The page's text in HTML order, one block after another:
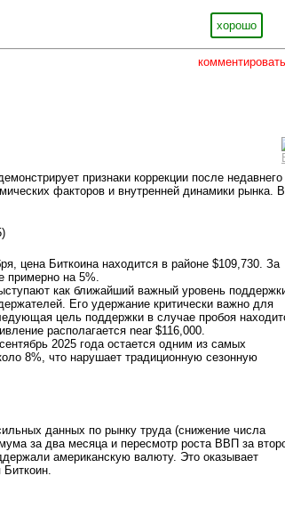
хорошо
комментировать
признаки коррекции после недавнего
факторов и внутренней динамики рынка.
цена Биткоина находится в районе $109,730. За
примерно на 5%.
как ближайший важный уровень
Его удержание критически важно для
цель поддержки в случае пробоя
располагается near $116,000.
2025 года остается одним из самых
8%, что нарушает традиционную сезонную
данных по рынку труда (снижение числа
за два месяца и пересмотр роста ВВП за
американскую валюту. Это оказывает